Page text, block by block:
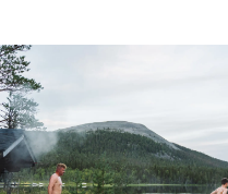
Ylläksellä – elämyksiä